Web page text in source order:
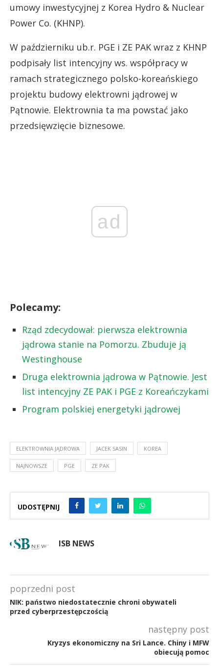
umowy inwestycyjnej z Korea Hydro & Nuclear
Power Co. (KHNP).
W październiku ub.r. PGE i ZE PAK wraz z KHNP
podpisały list intencyjny ws. współpracy w
ramach strategicznego polsko-koreańskiego
projektu budowy elektrowni jądrowej w
Pątnowie. Elektrownia ta ma powstać jako
przedsięwzięcie biznesowe.
ad
Polecamy:
Rząd zdecydował: pierwsza elektrownia
jądrowa stanie na Pomorzu. Zbuduje ją
Westinghouse
Druga elektrownia jądrowa w Pątnowie. Jest
list intencyjny ZE PAK i PGE z Koreańczykami
Program polskiej energetyki jądrowej
ELEKTROWNIA JĄDROWA JACEK SASIN KOREA
NAJNOWSZE PGE ZE PAK
UDOSTĘPNIJ
ISB NEWS
poprzedni post
NIK: państwo niedostatecznie chroni obywateli
przed cyberprzestępczością
następny post
Kryzys ekonomiczny na Sri Lance. Chiny i MFW
obiecują pomoc